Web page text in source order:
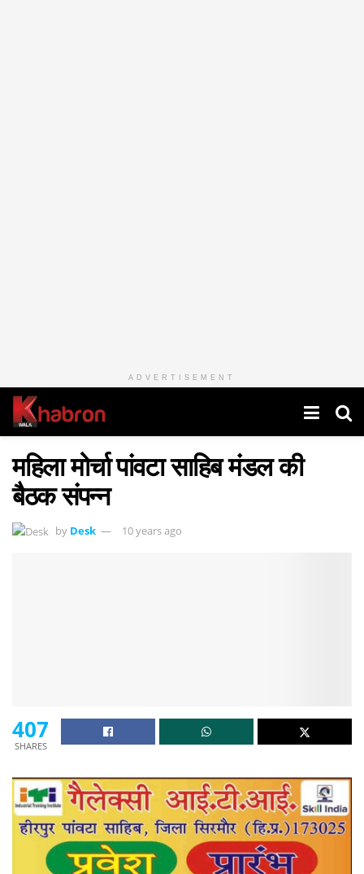
ADVERTISEMENT
महिला मोर्चा पांवटा साहिब मंडल की
बैठक संपन्न
by Desk 10 years ago
407
SHARES